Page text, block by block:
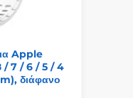
Apple
/ 7 / 6 / 5 / 4
διάφανο